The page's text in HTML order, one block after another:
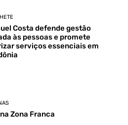
Costa defende gestão
às pessoas e promete
serviços essenciais em
Zona Franca